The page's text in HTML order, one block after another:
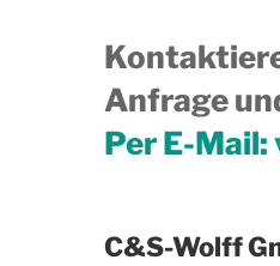
Anfrage
Per E-Mail:
C&S-Wolff